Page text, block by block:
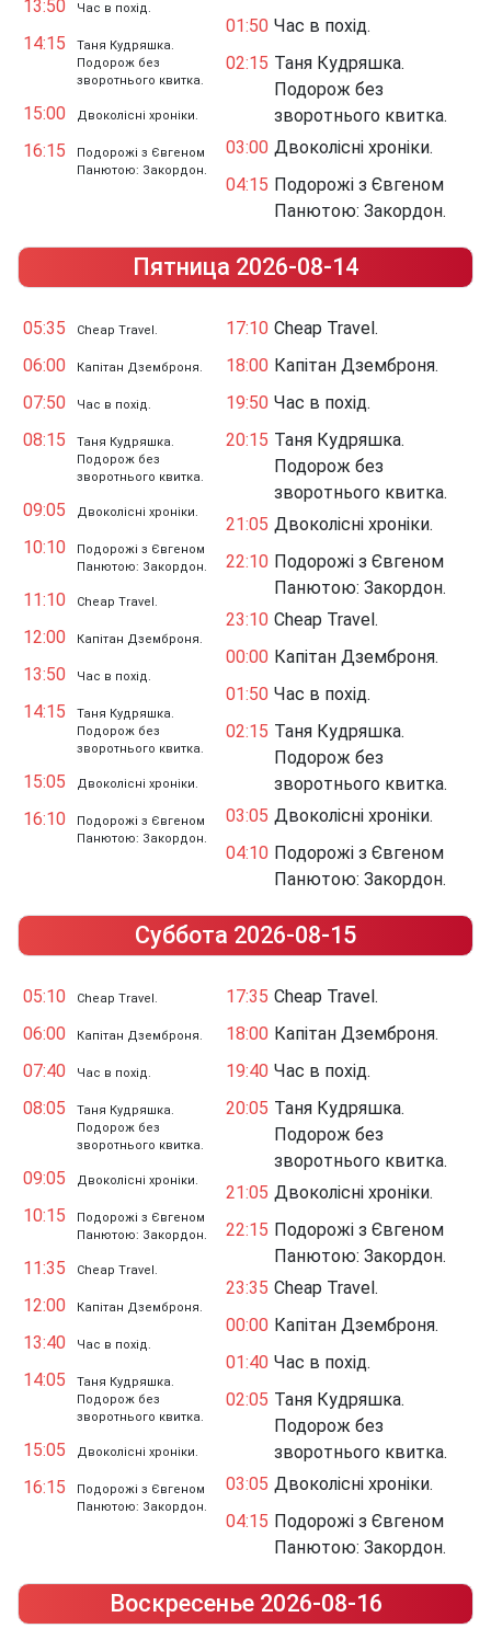
13:50 Час в похід.
14:15
Таня Кудряшка.
Подорож без
зворотнього квитка.
15:00 Двоколісні хроніки.
16:15
Подорожі з Євгеном
Панютою: Закордон.
01:50 Час в похід.
02:15 Таня Кудряшка.
Подорож без
зворотнього квитка.
03:00 Двоколісні хроніки.
04:15 Подорожі з Євгеном
Панютою: Закордон.
Пятница 2026-08-14
05:35 Cheap Travel.
06:00 Капітан Дземброня.
07:50 Час в похід.
08:15
Таня Кудряшка.
Подорож без
зворотнього квитка.
09:05 Двоколісні хроніки.
10:10
Подорожі з Євгеном
Панютою: Закордон.
11:10 Cheap Travel.
12:00 Капітан Дземброня.
13:50 Час в похід.
14:15
Таня Кудряшка.
Подорож без
зворотнього квитка.
15:05 Двоколісні хроніки.
16:10
Подорожі з Євгеном
Панютою: Закордон.
17:10 Cheap Travel.
18:00 Капітан Дземброня.
19:50 Час в похід.
20:15 Таня Кудряшка.
Подорож без
зворотнього квитка.
21:05 Двоколісні хроніки.
22:10 Подорожі з Євгеном
Панютою: Закордон.
23:10 Cheap Travel.
00:00 Капітан Дземброня.
01:50 Час в похід.
02:15 Таня Кудряшка.
Подорож без
зворотнього квитка.
03:05 Двоколісні хроніки.
04:10 Подорожі з Євгеном
Панютою: Закордон.
Суббота 2026-08-15
05:10 Cheap Travel.
06:00 Капітан Дземброня.
07:40 Час в похід.
08:05
Таня Кудряшка.
Подорож без
зворотнього квитка.
09:05 Двоколісні хроніки.
10:15
Подорожі з Євгеном
Панютою: Закордон.
11:35 Cheap Travel.
12:00 Капітан Дземброня.
13:40 Час в похід.
14:05
Таня Кудряшка.
Подорож без
зворотнього квитка.
15:05 Двоколісні хроніки.
16:15
Подорожі з Євгеном
Панютою: Закордон.
17:35 Cheap Travel.
18:00 Капітан Дземброня.
19:40 Час в похід.
20:05 Таня Кудряшка.
Подорож без
зворотнього квитка.
21:05 Двоколісні хроніки.
22:15 Подорожі з Євгеном
Панютою: Закордон.
23:35 Cheap Travel.
00:00 Капітан Дземброня.
01:40 Час в похід.
02:05 Таня Кудряшка.
Подорож без
зворотнього квитка.
03:05 Двоколісні хроніки.
04:15 Подорожі з Євгеном
Панютою: Закордон.
Воскресенье 2026-08-16